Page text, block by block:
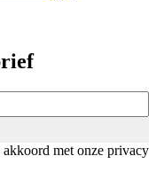
met onze privacy